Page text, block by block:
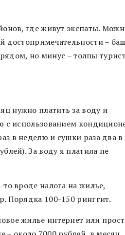
где живут экспаты.
достопримечательности –
но минус – толпы
нужно платить за воду и
с использованием
в неделю и сушки раза два в
За воду я платила не
вроде налога на жилье,
Порядка 100-150 ринггит.
жилье интернет или